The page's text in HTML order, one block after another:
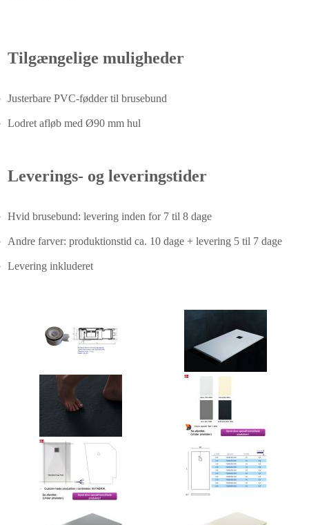
Tilgængelige muligheder
Justerbare PVC-fødder til brusebund
Lodret afløb med Ø90 mm hul
Leverings- og leveringstider
Hvid brusebund: levering inden for 7 til 8 dage
Andre farver: produktionstid ca. 10 dage + levering 5 til 7 dage
Levering inkluderet